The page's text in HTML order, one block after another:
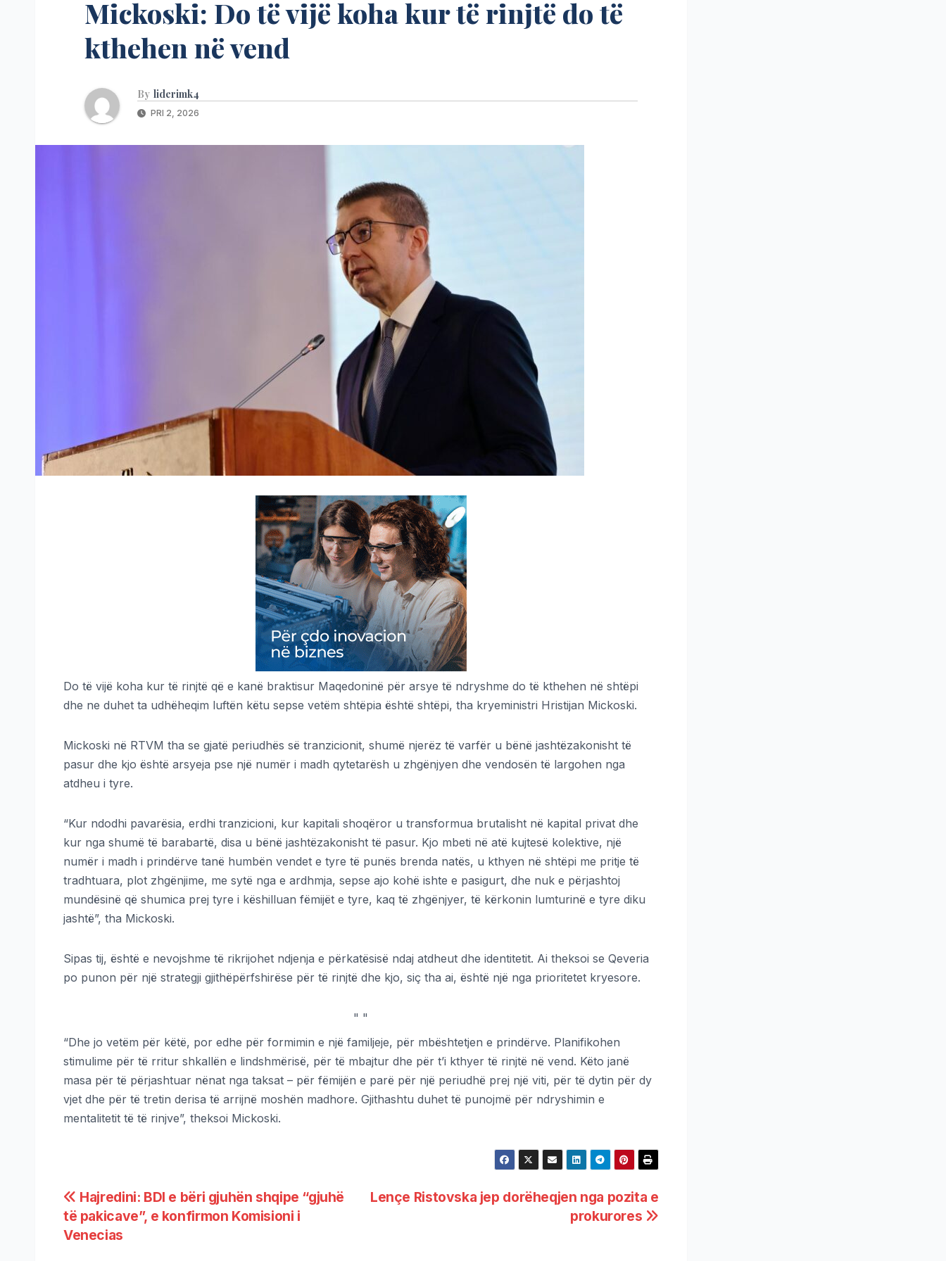
Mickoski: Do të vijë koha kur të rinjtë do të
kthehen në vend
By liderimk4
PRI 2, 2026
Do të vijë koha kur të rinjtë që e kanë braktisur Maqedoninë për arsye të ndryshme do të kthehen në shtëpi
dhe ne duhet ta udhëheqim luftën këtu sepse vetëm shtëpia është shtëpi, tha kryeministri Hristijan Mickoski.
Mickoski në RTVM tha se gjatë periudhës së tranzicionit, shumë njerëz të varfër u bënë jashtëzakonisht të
pasur dhe kjo është arsyeja pse një numër i madh qytetarësh u zhgënjyen dhe vendosën të largohen nga
atdheu i tyre.
“Kur ndodhi pavarësia, erdhi tranzicioni, kur kapitali shoqëror u transformua brutalisht në kapital privat dhe
kur nga shumë të barabartë, disa u bënë jashtëzakonisht të pasur. Kjo mbeti në atë kujtesë kolektive, një
numër i madh i prindërve tanë humbën vendet e tyre të punës brenda natës, u kthyen në shtëpi me pritje të
tradhtuara, plot zhgënjime, me sytë nga e ardhmja, sepse ajo kohë ishte e pasigurt, dhe nuk e përjashtoj
mundësinë që shumica prej tyre i këshilluan fëmijët e tyre, kaq të zhgënjyer, të kërkonin lumturinë e tyre diku
jashtë”, tha Mickoski.
Sipas tij, është e nevojshme të rikrijohet ndjenja e përkatësisë ndaj atdheut dhe identitetit. Ai theksoi se Qeveria
po punon për një strategji gjithëpërfshirëse për të rinjtë dhe kjo, siç tha ai, është një nga prioritetet kryesore.
" "
“Dhe jo vetëm për këtë, por edhe për formimin e një familjeje, për mbështetjen e prindërve. Planifikohen
stimulime për të rritur shkallën e lindshmërisë, për të mbajtur dhe për t’i kthyer të rinjtë në vend. Këto janë
masa për të përjashtuar nënat nga taksat – për fëmijën e parë për një periudhë prej një viti, për të dytin për dy
vjet dhe për të tretin derisa të arrijnë moshën madhore. Gjithashtu duhet të punojmë për ndryshimin e
mentalitetit të të rinjve”, theksoi Mickoski.
Lençe Ristovska jep dorëheqjen nga pozita e
prokurores
Hajredini: BDI e bëri gjuhën shqipe “gjuhë
të pakicave”, e konfirmon Komisioni i
Venecias